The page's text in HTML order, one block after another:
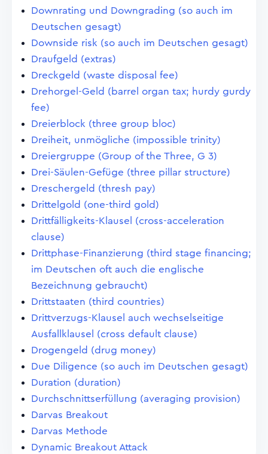
Downrating und Downgrading (so auch im
Deutschen gesagt)
Downside risk (so auch im Deutschen gesagt)
Draufgeld (extras)
Dreckgeld (waste disposal fee)
Drehorgel-Geld (barrel organ tax; hurdy gurdy
fee)
Dreierblock (three group bloc)
Dreiheit, unmögliche (impossible trinity)
Dreiergruppe (Group of the Three, G 3)
Drei-Säulen-Gefüge (three pillar structure)
Dreschergeld (thresh pay)
Drittelgold (one-third gold)
Drittfälligkeits-Klausel (cross-acceleration
clause)
Drittphase-Finanzierung (third stage financing;
im Deutschen oft auch die englische
Bezeichnung gebraucht)
Drittstaaten (third countries)
Drittverzugs-Klausel auch wechselseitige
Ausfallklausel (cross default clause)
Drogengeld (drug money)
Due Diligence (so auch im Deutschen gesagt)
Duration (duration)
Durchschnittserfüllung (averaging provision)
Darvas Breakout
Darvas Methode
Dynamic Breakout Attack